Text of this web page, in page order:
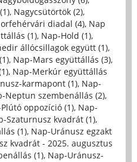
, Nagycsütörtök (2),
diadal (4), Nap
(1), Nap-Hold (1),
állócsillagok együtt (1),
, Nap-Mars együttállás (3),
, Nap-Merkúr együttállás
karmapont (1), Nap-
Neptun szembenállás (2),
oppozíció (1), Nap-
Szaturnusz kvadrát (1),
(1), Nap-Uránusz egzakt
kvadrát - 2025. augusztus
(1), Nap-Uránusz-